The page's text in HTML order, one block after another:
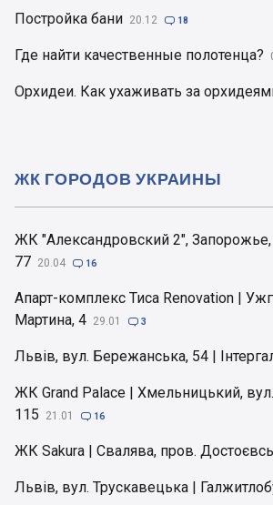
Постройка бани 20.12  18
Где найти качественные полотенца?
Орхидеи. Как ухаживать за
ЖК "Александровский 2", Запорожье,
77 20.04  16
Апарт-комплекс Тиса Renovation |
Мартина, 4 29.01  3
Львів, вул. Бережанська, 54 |
ЖК Grand Palace | Хмельницький,
115
21.01  16
ЖК Sakura | Свалява, пров.
Львів, вул. Трускавецька |
ЖК ГОРОДОВ УКРАИНЫ